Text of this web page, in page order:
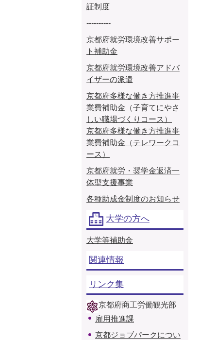
証制度
----------
京都府就労環境改善サポー
ト補助金
京都府就労環境改善アドバ
イザーの派遣
京都府多様な働き方推進事
業費補助金（子育てにやさ
しい職場づくりコース）
京都府多様な働き方推進事
業費補助金（テレワークコ
ース）
京都府就労・奨学金返済一
体型支援事業
各種助成金制度のお知らせ
大学の方へ
大学等補助金
関連情報
リンク集
京都府商工労働観光部
雇用推進課
京都ジョブパークについ